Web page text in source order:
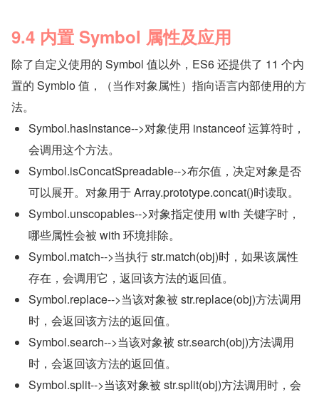
9.4 内置 Symbol 属性及应用
除了自定义使用的 Symbol 值以外，ES6 还提供了 11 个内
置的 Symblo 值，（当作对象属性）指向语言内部使用的方
法。
Symbol.hasInstance-->对象使用 instanceof 运算符时，
会调用这个方法。
Symbol.isConcatSpreadable-->布尔值，决定对象是否
可以展开。对象用于 Array.prototype.concat()时读取。
Symbol.unscopables-->对象指定使用 with 关键字时，
哪些属性会被 with 环境排除。
Symbol.match-->当执行 str.match(obj)时，如果该属性
存在，会调用它，返回该方法的返回值。
Symbol.replace-->当该对象被 str.replace(obj)方法调用
时，会返回该方法的返回值。
Symbol.search-->当该对象被 str.search(obj)方法调用
时，会返回该方法的返回值。
Symbol.split-->当该对象被 str.split(obj)方法调用时，会